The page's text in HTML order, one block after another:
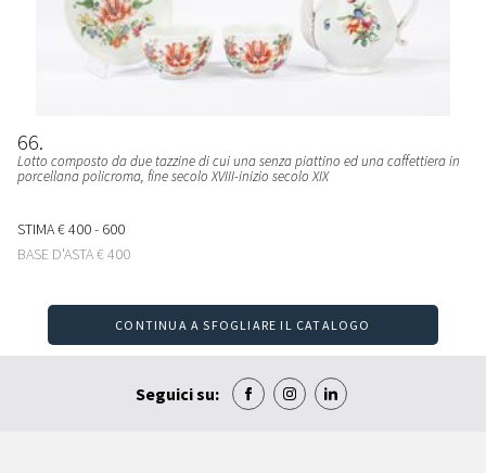
66
Lotto composto da due tazzine di cui una senza piattino ed una caffettiera in
porcellana policroma, fine secolo XVIII-inizio secolo XIX
STIMA€ 400 - 600
BASE D'ASTA€ 400
CONTINUA A SFOGLIARE IL CATALOGO
Seguici su: